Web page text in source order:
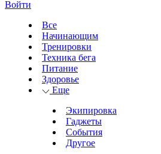
Войти
Все
Начинающим
Тренировки
Техника бега
Питание
Здоровье
Еще
Экипировка
Гаджеты
События
Другое